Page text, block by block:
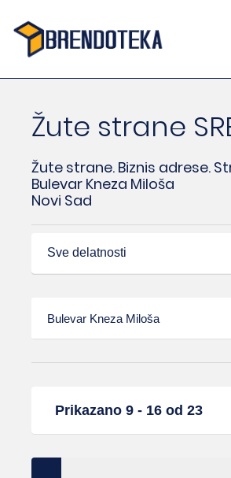
Žute strane
Žute strane. Biznis adrese.
Bulevar Kneza Miloša
Novi Sad
Sve delatnosti
Prikazano 9 - 16 od 23